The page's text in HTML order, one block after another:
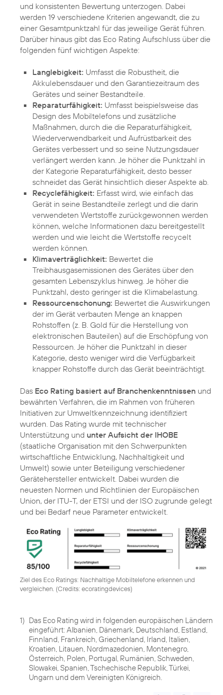
und konsistenten Bewertung unterzogen. Dabei
werden 19 verschiedene Kriterien angewandt, die zu
einer Gesamtpunktzahl für das jeweilige Gerät führen.
Darüber hinaus gibt das Eco Rating Aufschluss über die
folgenden fünf wichtigen Aspekte:
Langlebigkeit: Umfasst die Robustheit, die
Akkulebensdauer und den Garantiezeitraum des
Gerätes und seiner Bestandteile.
Reparaturfähigkeit: Umfasst beispielsweise das
Design des Mobiltelefons und zusätzliche
Maßnahmen, durch die die Reparaturfähigkeit,
Wiederverwendbarkeit und Aufrüstbarkeit des
Gerätes verbessert und so seine Nutzungsdauer
verlängert werden kann. Je höher die Punktzahl in
der Kategorie Reparaturfähigkeit, desto besser
schneidet das Gerät hinsichtlich dieser Aspekte ab.
Recyclefähigkeit: Erfasst wird, wie einfach das
Gerät in seine Bestandteile zerlegt und die darin
verwendeten Wertstoffe zurückgewonnen werden
können, welche Informationen dazu bereitgestellt
werden und wie leicht die Wertstoffe recycelt
werden können.
Klimaverträglichkeit: Bewertet die
Treibhausgasemissionen des Gerätes über den
gesamten Lebenszyklus hinweg. Je höher die
Punktzahl, desto geringer ist die Klimabelastung.
Ressourcenschonung: Bewertet die Auswirkungen
der im Gerät verbauten Menge an knappen
Rohstoffen (z. B. Gold für die Herstellung von
elektronischen Bauteilen) auf die Erschöpfung von
Ressourcen. Je höher die Punktzahl in dieser
Kategorie, desto weniger wird die Verfügbarkeit
knapper Rohstoffe durch das Gerät beeinträchtigt.
Das Eco Rating basiert auf Branchenkenntnissen und
bewährten Verfahren, die im Rahmen von früheren
Initiativen zur Umweltkennzeichnung identifiziert
wurden. Das Rating wurde mit technischer
Unterstützung und unter Aufsicht der IHOBE
(staatliche Organisation mit den Schwerpunkten
wirtschaftliche Entwicklung, Nachhaltigkeit und
Umwelt) sowie unter Beteiligung verschiedener
Gerätehersteller entwickelt. Dabei wurden die
neuesten Normen und Richtlinien der Europäischen
Union, der ITU-T, der ETSI und der ISO zugrunde gelegt
und bei Bedarf neue Parameter entwickelt.
Ziel des Eco Ratings: Nachhaltige Mobiltelefone erkennen und
vergleichen. (Credits: ecoratingdevices)
1) Das Eco Rating wird in folgenden europäischen Ländern
eingeführt: Albanien, Dänemark, Deutschland, Estland,
Finnland, Frankreich, Griechenland, Irland, Italien,
Kroatien, Litauen, Nordmazedonien, Montenegro,
Österreich, Polen, Portugal, Rumänien, Schweden,
Slowakei, Spanien, Tschechische Republik, Türkei,
Ungarn und dem Vereinigten Königreich.